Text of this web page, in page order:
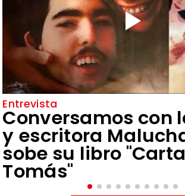
Entrevista
Conversamos con
y escritora
sobe su libro
Tomás"